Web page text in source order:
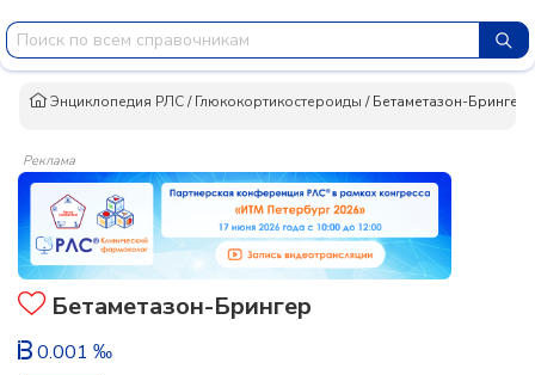
Энциклопедия РЛС/Глюкокортикостероиды /Бетаметазон-Брингер
Реклама
Бетаметазон-Брингер
0.001 ‰